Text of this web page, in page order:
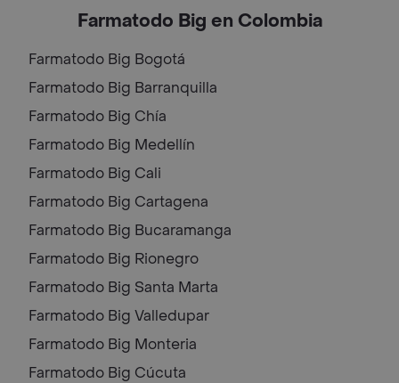
Farmatodo Big en Colombia
Farmatodo Big Bogotá
Farmatodo Big Barranquilla
Farmatodo Big Chía
Farmatodo Big Medellín
Farmatodo Big Cali
Farmatodo Big Cartagena
Farmatodo Big Bucaramanga
Farmatodo Big Rionegro
Farmatodo Big Santa Marta
Farmatodo Big Valledupar
Farmatodo Big Monteria
Farmatodo Big Cúcuta